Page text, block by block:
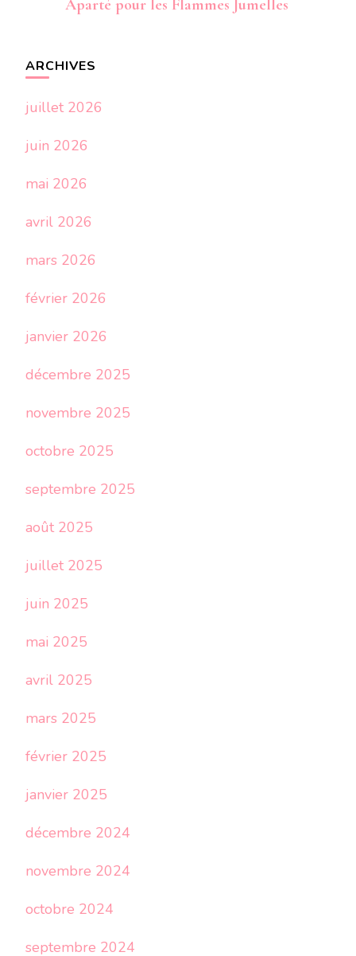
Aparté pour les Flammes Jumelles
ARCHIVES
juillet 2026
juin 2026
mai 2026
avril 2026
mars 2026
février 2026
janvier 2026
décembre 2025
novembre 2025
octobre 2025
septembre 2025
août 2025
juillet 2025
juin 2025
mai 2025
avril 2025
mars 2025
février 2025
janvier 2025
décembre 2024
novembre 2024
octobre 2024
septembre 2024